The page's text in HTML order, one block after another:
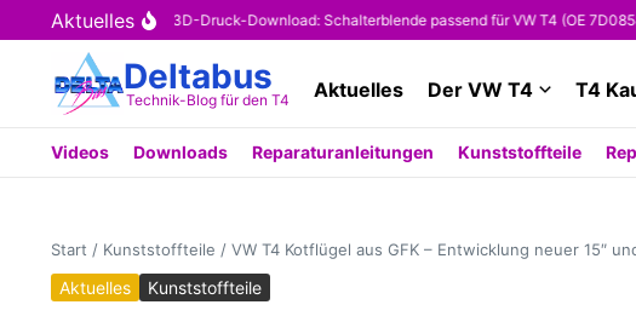
Zum Inhalt springen
Aktuelles
Kostenloser 3D-Druck-Download: Schalterblende passend für VW T4 (OE 7D0858179)
Deltabus
Technik-Blog für den T4 Aktuelles Der VW T4 T4
Videos Downloads Reparaturanleitungen Kunststoffteile
Start / Kunststoffteile / VW T4 Kotflügel aus GFK – Entwicklung neuer 15″
Aktuelles Kunststoffteile